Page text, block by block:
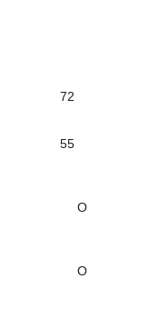
72
55
O
O